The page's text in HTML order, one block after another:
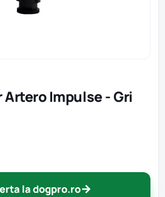
Artero Impulse - Gri
la dogpro.ro→